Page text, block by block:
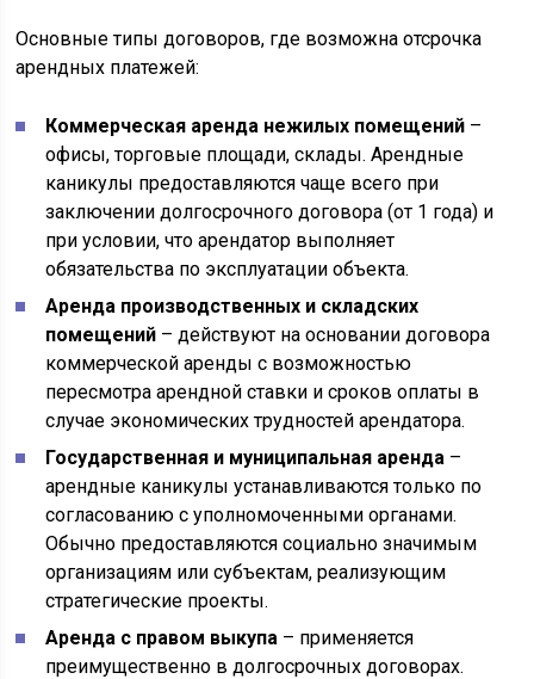
Основные типы договоров, где возможна отсрочка
арендных платежей:
Коммерческая аренда нежилых помещений –
офисы, торговые площади, склады. Арендные
каникулы предоставляются чаще всего при
заключении долгосрочного договора (от 1 года) и
при условии, что арендатор выполняет
обязательства по эксплуатации объекта.
Аренда производственных и складских
помещений – действуют на основании договора
коммерческой аренды с возможностью
пересмотра арендной ставки и сроков оплаты в
случае экономических трудностей арендатора.
Государственная и муниципальная аренда –
арендные каникулы устанавливаются только по
согласованию с уполномоченными органами.
Обычно предоставляются социально значимым
организациям или субъектам, реализующим
стратегические проекты.
Аренда с правом выкупа – применяется
преимущественно в долгосрочных договорах.